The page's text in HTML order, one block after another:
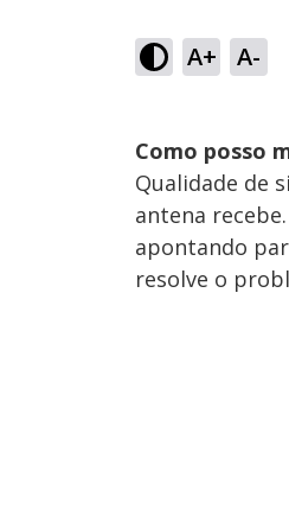
A+ A-
Como posso
Qualidade de
antena
apontando
resolve o